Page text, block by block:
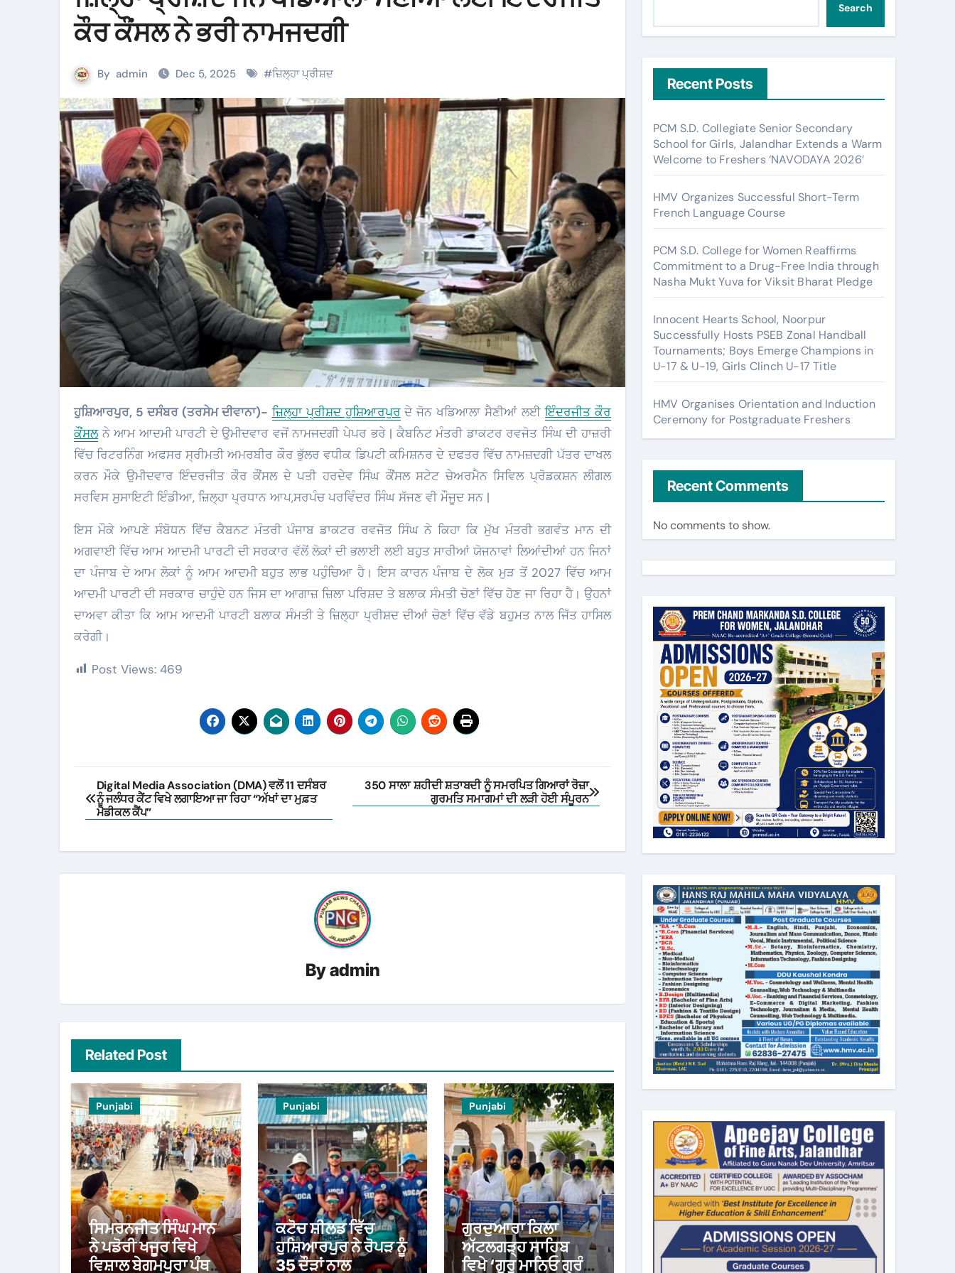
ਕੌਰ ਕੌਂਸਲ ਨੇ ਭਰੀ ਨਾਮਜਦਗੀ
By admin Dec 5, 2025 #ਜ਼ਿਲ੍ਹਾ ਪ੍ਰੀਸ਼ਦ
ਹੁਸ਼ਿਆਰਪੁਰ, 5 ਦਸੰਬਰ (ਤਰਸੇਮ ਦੀਵਾਨਾ)- ਜ਼ਿਲ੍ਹਾ ਪ੍ਰੀਸ਼ਦ ਹੁਸ਼ਿਆਰਪੁਰਦੇ ਜੋਨ ਖਡਿਆਲਾ ਸੈਣੀਆਂ ਲਈਇੰਦਰਜੀਤ ਕੌਰ
ਕੌਂਸਲਨੇ ਆਮ ਆਦਮੀ ਪਾਰਟੀ ਦੇ ਉਮੀਦਵਾਰ ਵਜੋਂ ਨਾਮਜਦਗੀ ਪੇਪਰ ਭਰੇ | ਕੈਬਨਿਟ ਮੰਤਰੀ ਡਾਕਟਰ ਰਵਜੋਤ ਸਿੰਘ ਦੀ ਹਾਜ਼ਰੀ
ਵਿੱਚ ਰਿਟਰਨਿੰਗ ਅਫਸਰ ਸ੍ਰੀਮਤੀ ਅਮਰਬੀਰ ਕੌਰ ਭੁੱਲਰ ਵਧੀਕ ਡਿਪਟੀ ਕਮਿਸ਼ਨਰ ਦੇ ਦਫਤਰ ਵਿੱਚ ਨਾਮਜ਼ਦਗੀ ਪੱਤਰ ਦਾਖਲ
ਕਰਨ ਮੌਕੇ ਉਮੀਦਵਾਰ ਇੰਦਰਜੀਤ ਕੌਰ ਕੌਂਸਲ ਦੇ ਪਤੀ ਹਰਦੇਵ ਸਿੰਘ ਕੌਂਸਲ ਸਟੇਟ ਚੇਅਰਮੈਨ ਸਿਵਿਲ ਪ੍ਰੋਡਕਸ਼ਨ ਲੀਗਲ
ਸਰਵਿਸ ਸੁਸਾਇਟੀ ਇੰਡੀਆ, ਜ਼ਿਲ੍ਹਾ ਪ੍ਰਧਾਨ ਆਪ,ਸਰਪੰਚ ਪਰਵਿੰਦਰ ਸਿੰਘ ਸੱਜਣ ਵੀ ਮੌਜੂਦ ਸਨ |
ਇਸ ਮੌਕੇ ਆਪਣੇ ਸੰਬੋਧਨ ਵਿੱਚ ਕੈਬਨਟ ਮੰਤਰੀ ਪੰਜਾਬ ਡਾਕਟਰ ਰਵਜੋਤ ਸਿੰਘ ਨੇ ਕਿਹਾ ਕਿ ਮੁੱਖ ਮੰਤਰੀ ਭਗਵੰਤ ਮਾਨ ਦੀ
ਅਗਵਾਈ ਵਿੱਚ ਆਮ ਆਦਮੀ ਪਾਰਟੀ ਦੀ ਸਰਕਾਰ ਵੱਲੋਂ ਲੋਕਾਂ ਦੀ ਭਲਾਈ ਲਈ ਬਹੁਤ ਸਾਰੀਆਂ ਯੋਜਨਾਵਾਂ ਲਿਆਂਦੀਆਂ ਹਨ ਜਿਨਾਂ
ਦਾ ਪੰਜਾਬ ਦੇ ਆਮ ਲੋਕਾਂ ਨੂੰ ਆਮ ਆਦਮੀ ਬਹੁਤ ਲਾਭ ਪਹੁੰਚਿਆ ਹੈ। ਇਸ ਕਾਰਨ ਪੰਜਾਬ ਦੇ ਲੋਕ ਮੁੜ ਤੋਂ 2027 ਵਿੱਚ ਆਮ
ਆਦਮੀ ਪਾਰਟੀ ਦੀ ਸਰਕਾਰ ਚਾਹੁੰਦੇ ਹਨ ਜਿਸ ਦਾ ਆਗਾਜ਼ ਜ਼ਿਲਾ ਪਰਿਸ਼ਦ ਤੇ ਬਲਾਕ ਸੰਮਤੀ ਚੋਣਾਂ ਵਿੱਚ ਹੋਣ ਜਾ ਰਿਹਾ ਹੈ। ਉਹਨਾਂ
ਦਾਅਵਾ ਕੀਤਾ ਕਿ ਆਮ ਆਦਮੀ ਪਾਰਟੀ ਬਲਾਕ ਸੰਮਤੀ ਤੇ ਜ਼ਿਲ੍ਹਾ ਪ੍ਰੀਸ਼ਦ ਦੀਆਂ ਚੋਣਾਂ ਵਿੱਚ ਵੱਡੇ ਬਹੁਮਤ ਨਾਲ ਜਿੱਤ ਹਾਸਿਲ
ਕਰੇਗੀ।
Post Views: 469
Post
navigation
Digital Media Association (DMA) ਵਲੋਂ 11 ਦਸੰਬਰ
ਨੂੰ ਜਲੰਧਰ ਕੈਂਟ ਵਿਖੇ ਲਗਾਇਆ ਜਾ ਰਿਹਾ “ਅੱਖਾਂ ਦਾ ਮੁਫ਼ਤ
ਮੈਡੀਕਲ ਕੈਂਪ”
350 ਸਾਲਾ ਸ਼ਹੀਦੀ ਸ਼ਤਾਬਦੀ ਨੂੰ ਸਮਰਪਿਤ ਗਿਆਰਾਂ ਰੋਜ਼ਾ
ਗੁਰਮਤਿ ਸਮਾਗਮਾਂ ਦੀ ਲੜੀ ਹੋਈ ਸੰਪੂਰਨ
Byadmin
Related Post
Punjabi
ਸਿਮਰਨਜੀਤ ਸਿੰਘ ਮਾਨ
ਨੇ ਪਡੋਰੀ ਖਜੂਰ ਵਿਖੇ
ਵਿਸ਼ਾਲ ਬੇਗਮਪੁਰਾ ਪੰਥਕ
Punjabi
ਕਟੋਚ ਸ਼ੀਲਡ ਵਿੱਚ
ਹੁਸ਼ਿਆਰਪੁਰ ਨੇ ਰੋਪੜ ਨੂੰ
35 ਦੌੜਾਂ ਨਾਲ
Punjabi
ਗੁਰਦੁਆਰਾ ਕਿਲਾ
ਅੱਟਲਗੜ੍ਹ ਸਾਹਿਬ
ਵਿਖੇ ‘ਗੁਰੂ ਮਾਨਿਓ ਗ੍ਰੰਥ
Search
Recent Posts
PCM S.D. Collegiate Senior Secondary
School for Girls, Jalandhar Extends a Warm
Welcome to Freshers ‘NAVODAYA 2026’
HMV Organizes Successful Short-Term
French Language Course
PCM S.D. College for Women Reaffirms
Commitment to a Drug-Free India through
Nasha Mukt Yuva for Viksit Bharat Pledge
Innocent Hearts School, Noorpur
Successfully Hosts PSEB Zonal Handball
Tournaments; Boys Emerge Champions in
U-17 & U-19, Girls Clinch U-17 Title
HMV Organises Orientation and Induction
Ceremony for Postgraduate Freshers
Recent Comments
No comments to show.